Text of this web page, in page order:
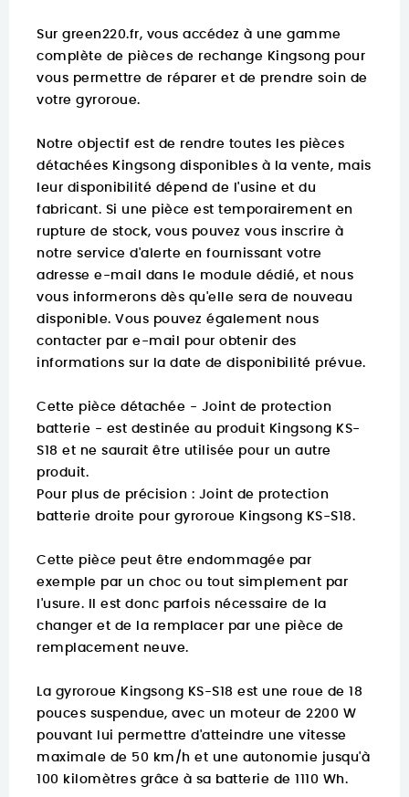
Sur green220.fr, vous accédez à une gamme
complète de pièces de rechange Kingsong pour
vous permettre de réparer et de prendre soin de
votre gyroroue.
Notre objectif est de rendre toutes les pièces
détachées Kingsong disponibles à la vente, mais
leur disponibilité dépend de l'usine et du
fabricant. Si une pièce est temporairement en
rupture de stock, vous pouvez vous inscrire à
notre service d'alerte en fournissant votre
adresse e-mail dans le module dédié, et nous
vous informerons dès qu'elle sera de nouveau
disponible. Vous pouvez également nous
contacter par e-mail pour obtenir des
informations sur la date de disponibilité prévue.
Cette pièce détachée - Joint de protection
batterie - est destinée au produit Kingsong KS-
S18 et ne saurait être utilisée pour un autre
produit.
Pour plus de précision : Joint de protection
batterie droite pour gyroroue Kingsong KS-S18.
Cette pièce peut être endommagée par
exemple par un choc ou tout simplement par
l'usure. Il est donc parfois nécessaire de la
changer et de la remplacer par une pièce de
remplacement neuve.
La gyroroue Kingsong KS-S18 est une roue de 18
pouces suspendue, avec un moteur de 2200 W
pouvant lui permettre d'atteindre une vitesse
maximale de 50 km/h et une autonomie jusqu'à
100 kilomètres grâce à sa batterie de 1110 Wh.